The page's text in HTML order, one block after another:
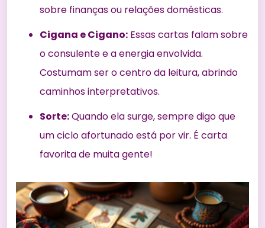
sobre finanças ou relações domésticas.
Cigana e Cigano: Essas cartas falam sobre
o consulente e a energia envolvida.
Costumam ser o centro da leitura, abrindo
caminhos interpretativos.
Sorte:Quando ela surge, sempre digo que
um ciclo afortunado está por vir. É carta
favorita de muita gente!